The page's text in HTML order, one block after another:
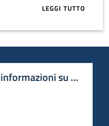
LEGGI TUTTO
ABOUT
su questa